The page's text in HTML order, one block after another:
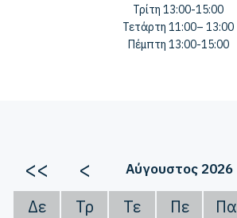
Τρίτη 13:00-15:00
Τετάρτη 11:00– 13:00
Πέμπτη 13:00-15:00
<< < Αύγουστος 2026
Δε Τρ Τε Πε Πα